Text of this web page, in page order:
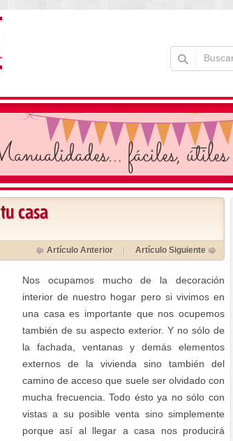
casa
Artículo Anterior Artículo Siguiente
Nos ocupamos mucho de la decoración
interior de nuestro hogar pero si vivimos en
una casa es importante que nos ocupemos
también de su aspecto exterior. Y no sólo de
la fachada, ventanas y demás elementos
externos de la vivienda sino también del
camino de acceso que suele ser olvidado con
mucha frecuencia. Todo ésto ya no sólo con
vistas a su posible venta sino simplemente
porque así al llegar a casa nos producirá